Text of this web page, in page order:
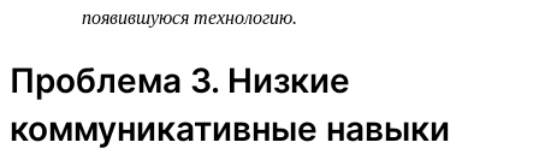
появившуюся технологию.
Проблема 3. Низкие
коммуникативные навыки